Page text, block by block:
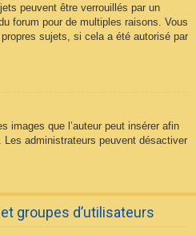
peuvent être verrouillés par un
forum pour de multiples raisons. Vous
sujets, si cela a été autorisé par
images que l’auteur peut insérer afin
Les administrateurs peuvent désactiver
groupes d’utilisateurs